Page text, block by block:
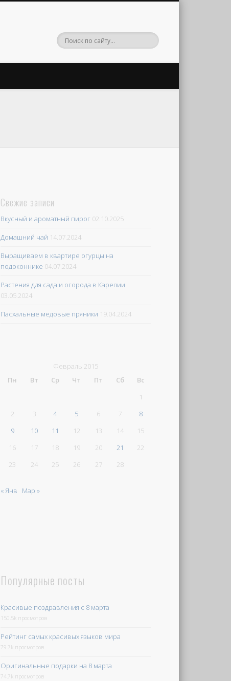
Свежие записи
Вкусный и ароматный пирог 02.10.2025
Домашний чай 14.07.2024
Выращиваем в квартире огурцы на
подоконнике 04.07.2024
Растения для сада и огорода в Карелии
03.05.2024
Пасхальные медовые пряники 19.04.2024
Февраль 2015
Пн
Вт Ср Чт Пт Сб
Вс
1
2
3 4 5 6 7
8
9
10 11 12 13 14
15
16
17 18 19 20 21
22
23
24 25 26 27 28
« Янв Мар »
Популярные посты
Красивые поздравления с 8 марта
150.5k просмотров
Рейтинг самых красивых языков мира
79.7k просмотров
Оригинальные подарки на 8 марта
74.7k просмотров